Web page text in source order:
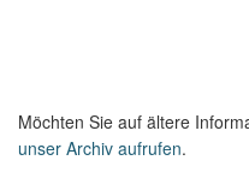
Möchten Sie auf ältere
unser Archiv aufrufen.